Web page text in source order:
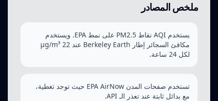
ملخص المصادر
يستخدم AQI نقاط PM2.5 على نمط EPA. ويستخدم
مكافئ السجائر إطار Berkeley Earth عند 22 µg/m³
لكل 24 ساعة.
تستخدم صفحات المدن EPA AirNow حيث توجد تغطية،
مع بدائل ثابتة عند تعذر الـ API.